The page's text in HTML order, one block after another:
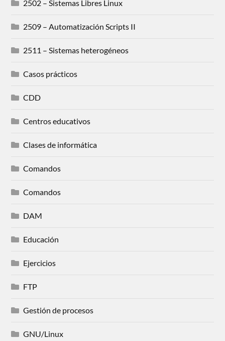
2502 – Sistemas Libres Linux
2509 – Automatización Scripts II
2511 – Sistemas heterogéneos
Casos prácticos
CDD
Centros educativos
Clases de informática
Comandos
Comandos
DAM
Educación
Ejercicios
FTP
Gestión de procesos
GNU/Linux